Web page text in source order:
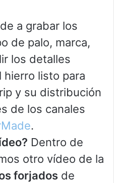
a grabar los
de palo, marca,
los detalles
listo para
y su distribución
de los canales
.
Dentro de
otro vídeo de la
forjados de